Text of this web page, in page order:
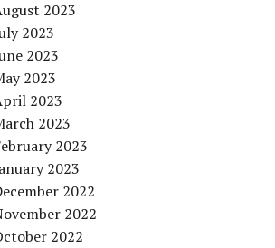
2023
2023
2023
2023
2023
2023
2023
2023
2022
2022
2022